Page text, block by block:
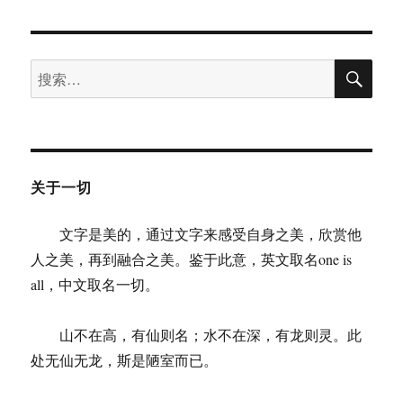
搜
索：
搜
关于一切
文字是美的，通过文字来感受自身之美，欣赏他
人之美，再到融合之美。鉴于此意，英文取名one is
all，中文取名一切。
山不在高，有仙则名；水不在深，有龙则灵。此
处无仙无龙，斯是陋室而已。